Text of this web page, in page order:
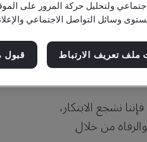
للمعايير
نشجع الابتكار،
من خلال
ولتحليل حركة المرور على
وسائل التواصل الاجتماعي
ملف تعريف الارتباط قبول